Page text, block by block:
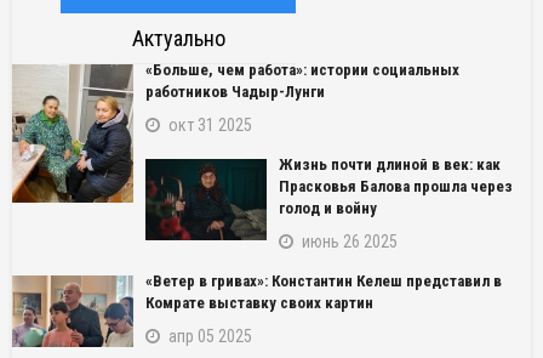
Актуально
«Больше, чем работа»: истории социальных
работников Чадыр-Лунги
окт 31 2025
Жизнь почти длиной в век: как
Прасковья Балова прошла через
голод и войну
июнь 26 2025
«Ветер в гривах»: Константин Келеш представил в
Комрате выставку своих картин
апр 05 2025